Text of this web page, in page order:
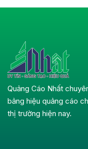
Quảng Cáo Nhất
bảng hiệu quảng cáo
thị trường hiện nay.